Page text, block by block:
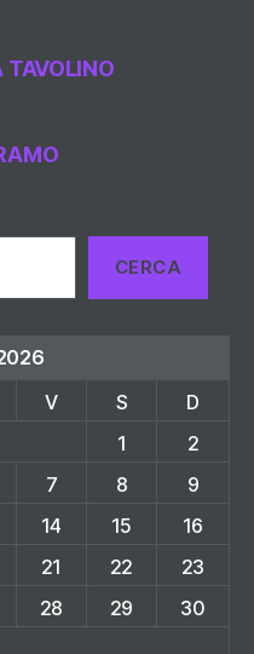
TAVOLINO
CERCA
V S
D
1
2
7 8
9
14 15
16
21 22
23
28 29
30